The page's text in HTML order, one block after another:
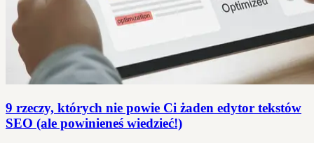
9 rzeczy, których nie powie Ci żaden edytor tekstów
SEO (ale powinieneś wiedzieć!)